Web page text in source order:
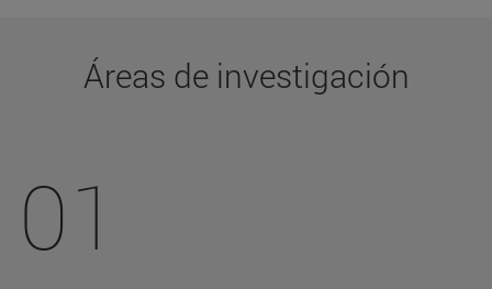
Áreas de investigación
01